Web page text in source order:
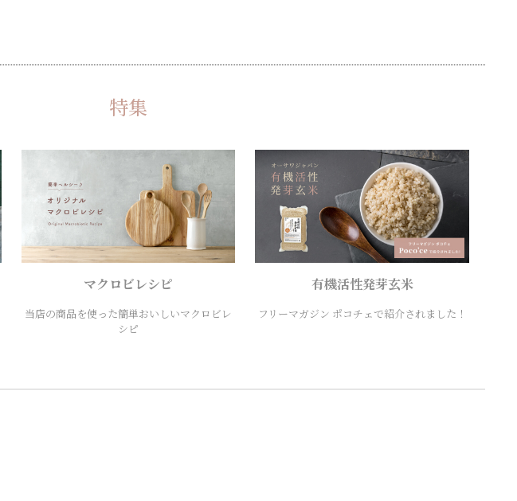
特集
マクロビレシピ
当店の商品を使った簡単おいしいマクロビレ
シピ
有機活性発芽玄米
フリーマガジン ポコチェで紹介されました！